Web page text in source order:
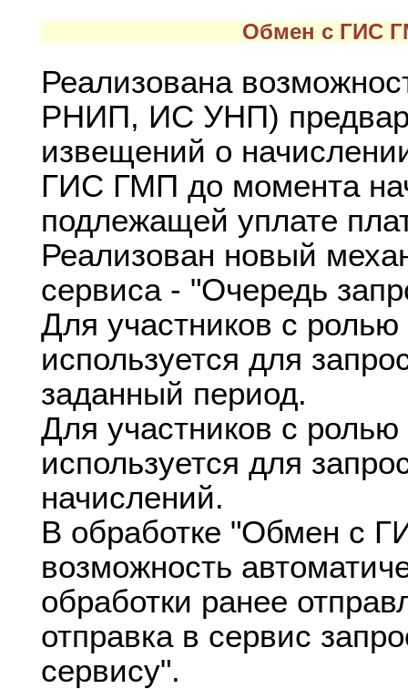
Обмен с ГИС
Реализована
РНИП, ИС УНП)
извещений о
ГИС ГМП до момента
подлежащей уплате
Реализован новый
сервиса - "Очередь
Для участников с
используется для
заданный период.
Для участников с
используется для
начислений.
В обработке "Обмен с
возможность
обработки ранее
отправка в сервис
сервису".